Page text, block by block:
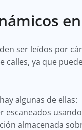
ser leídos por
calles, ya que
algunas de ellas:
escaneados
almacenada